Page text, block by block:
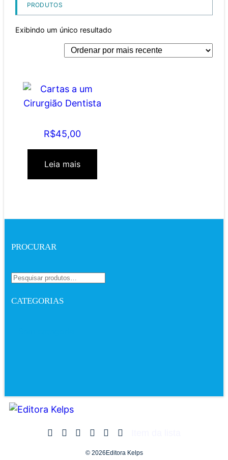
PRODUTOS
Exibindo um único resultado
R$45,00
Leia mais
PROCURAR
CATEGORIAS
© 2026Editora Kelps